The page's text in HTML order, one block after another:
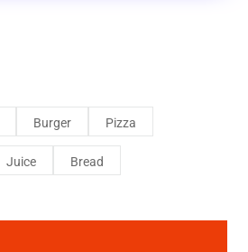
Burger Pizza
Juice Bread